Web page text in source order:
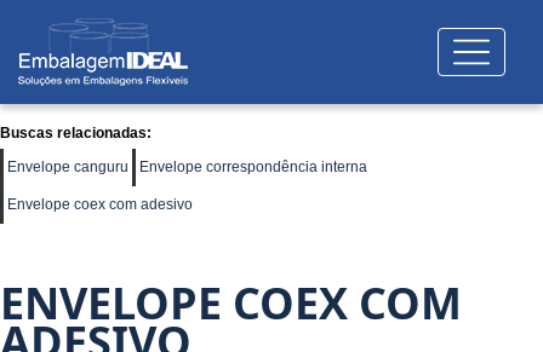
Buscas relacionadas:
Envelope canguru
Envelope correspondência interna
Envelope coex com adesivo
ENVELOPE COEX COM